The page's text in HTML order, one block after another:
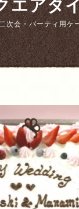
次会・パーティ用ケ